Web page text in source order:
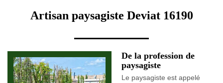
Artisan paysagiste Deviat 16190
De la profession de
paysagiste
Le paysagiste est appelé